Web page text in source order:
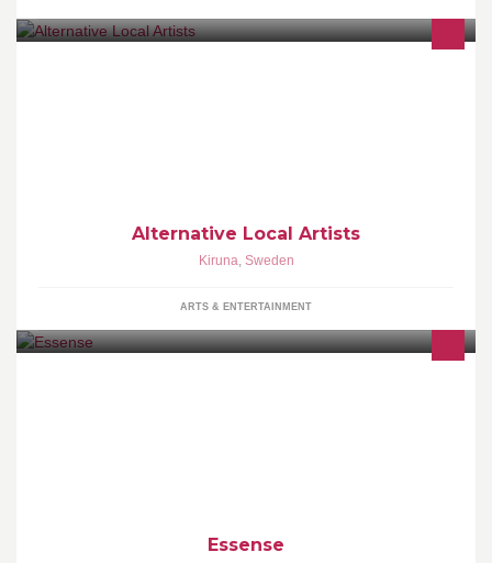
Alternative Local Artists
Kiruna, Sweden
ARTS & ENTERTAINMENT
Essense